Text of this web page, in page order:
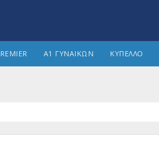
Α1 ΓΥΝΑΙΚΩΝ ΚΥΠΕΛΛΟ